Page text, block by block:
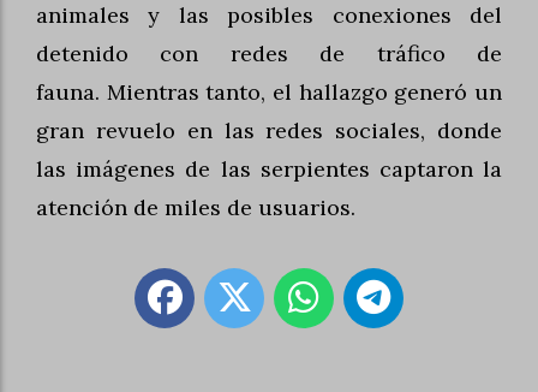
animales y las posibles conexiones del
detenido con redes de tráfico de
fauna. Mientras tanto, el hallazgo generó un
gran revuelo en las redes sociales, donde
las imágenes de las serpientes captaron la
atención de miles de usuarios.